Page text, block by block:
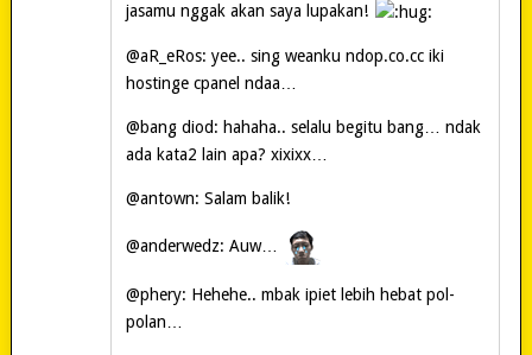
jasamu nggak akan saya lupakan!
@aR_eRos: yee.. sing weanku ndop.co.cc iki
hostinge cpanel ndaa…
@bang diod: hahaha.. selalu begitu bang… ndak
ada kata2 lain apa? xixixx…
@antown: Salam balik!
@anderwedz: Auw…
@phery: Hehehe.. mbak ipiet lebih hebat pol-
polan…